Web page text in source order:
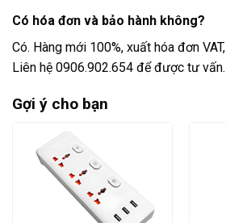
Có hóa đơn và bảo hành không?
Có. Hàng mới 100%, xuất hóa đơn
Liên hệ 0906.902.654 để được tư vấn.
Gợi ý cho bạn